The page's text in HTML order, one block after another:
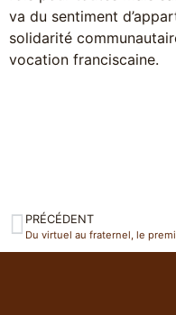
va du sentiment
solidarité
vocation franciscaine.
PRÉCÉDENT